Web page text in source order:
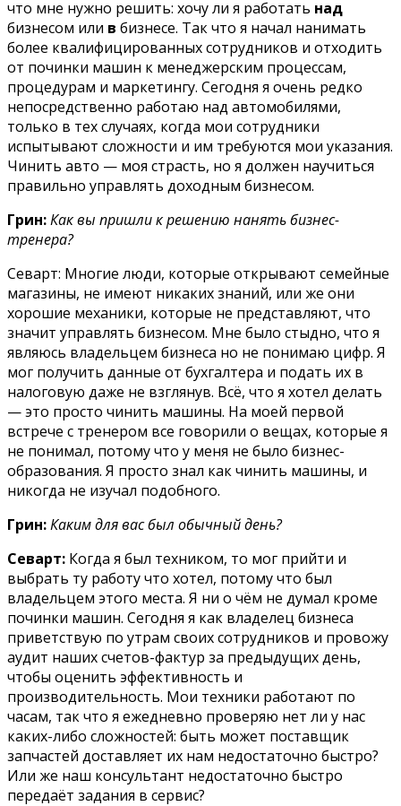
что мне нужно решить: хочу ли я работать над
бизнесом или в бизнесе. Так что я начал нанимать
более квалифицированных сотрудников и отходить
от починки машин к менеджерским процессам,
процедурам и маркетингу. Сегодня я очень редко
непосредственно работаю над автомобилями,
только в тех случаях, когда мои сотрудники
испытывают сложности и им требуются мои указания.
Чинить авто — моя страсть, но я должен научиться
правильно управлять доходным бизнесом.
Грин:Как вы пришли к решению нанять бизнес-
тренера?
Севарт: Многие люди, которые открывают семейные
магазины, не имеют никаких знаний, или же они
хорошие механики, которые не представляют, что
значит управлять бизнесом. Мне было стыдно, что я
являюсь владельцем бизнеса но не понимаю цифр. Я
мог получить данные от бухгалтера и подать их в
налоговую даже не взглянув. Всё, что я хотел делать
— это просто чинить машины. На моей первой
встрече с тренером все говорили о вещах, которые я
не понимал, потому что у меня не было бизнес-
образования. Я просто знал как чинить машины, и
никогда не изучал подобного.
Грин:Каким для вас был обычный день?
Севарт: Когда я был техником, то мог прийти и
выбрать ту работу что хотел, потому что был
владельцем этого места. Я ни о чём не думал кроме
починки машин. Сегодня я как владелец бизнеса
приветствую по утрам своих сотрудников и провожу
аудит наших счетов-фактур за предыдущих день,
чтобы оценить эффективность и
производительность. Мои техники работают по
часам, так что я ежедневно проверяю нет ли у нас
каких-либо сложностей: быть может поставщик
запчастей доставляет их нам недостаточно быстро?
Или же наш консультант недостаточно быстро
передаёт задания в сервис?